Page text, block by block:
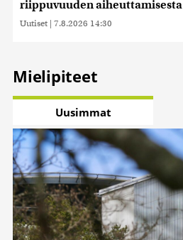
riippuvuuden aiheuttamisesta
Uutiset | 7.8.2026 14:30
Mielipiteet
Uusimmat